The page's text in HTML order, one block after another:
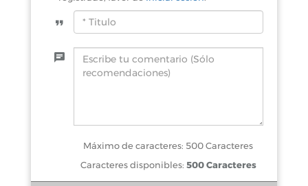
Máximo de caracteres: 500 Caracteres
Caracteres disponibles: 500 Caracteres